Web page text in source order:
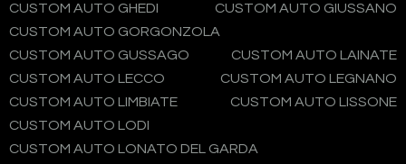
CUSTOM AUTO GHEDI
CUSTOM AUTO GIUSSANO
CUSTOM AUTO GORGONZOLA
CUSTOM AUTO GUSSAGO
CUSTOM AUTO LAINATE
CUSTOM AUTO LECCO
CUSTOM AUTO LEGNANO
CUSTOM AUTO LIMBIATE
CUSTOM AUTO LISSONE
CUSTOM AUTO LODI
CUSTOM AUTO LONATO DEL GARDA